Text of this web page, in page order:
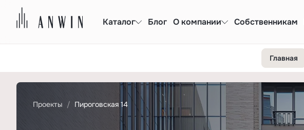
Каталог Блог О компании Собственникам
Главная
Проекты Пироговская 14